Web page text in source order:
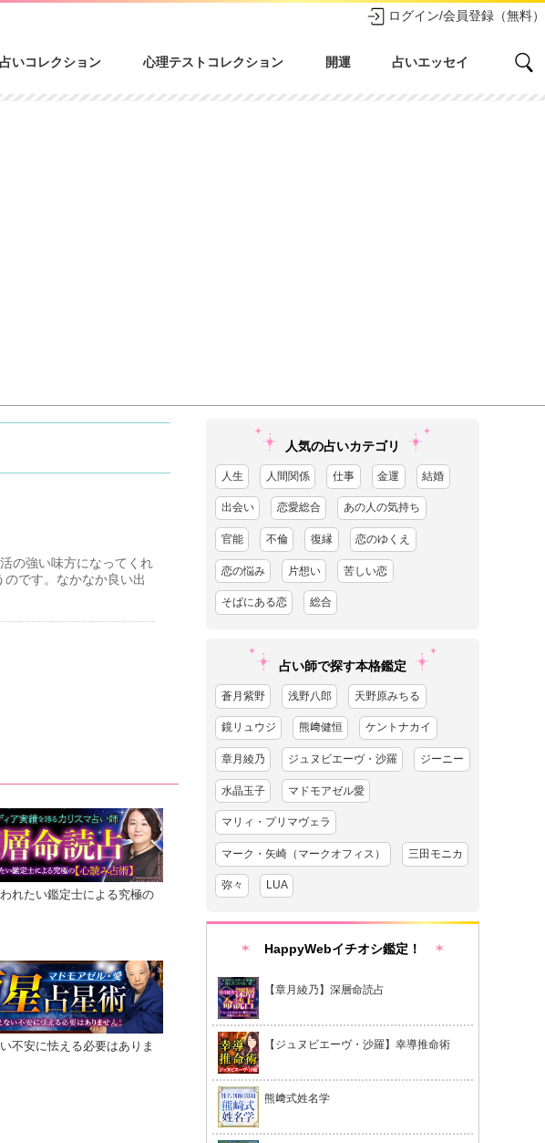
ログイン/会員登録（無料）
占いコレクション 心理テストコレクション 開運 占いエッセイ
の強い味方になってくれ
です。なかなか良い出
れたい鑑定士による究極の
不安に怯える必要はありま
人気の占いカテゴリ
人生 人間関係 仕事 金運 結婚
出会い 恋愛総合 あの人の気持ち
官能 不倫 復縁 恋のゆくえ
恋の悩み 片想い 苦しい恋
そばにある恋 総合
占い師で探す本格鑑定
蒼月紫野 浅野八郎 天野原みちる
鏡リュウジ 熊﨑健恒 ケントナカイ
章月綾乃 ジュヌビエーヴ・沙羅 ジーニー
水晶玉子 マドモアゼル愛
マリィ・プリマヴェラ
マーク・矢崎（マークオフィス） 三田モニカ
弥々 LUA
HappyWebイチオシ鑑定！
【章月綾乃】深層命読占
【ジュヌビエーヴ・沙羅】幸導推命術
熊﨑式姓名学